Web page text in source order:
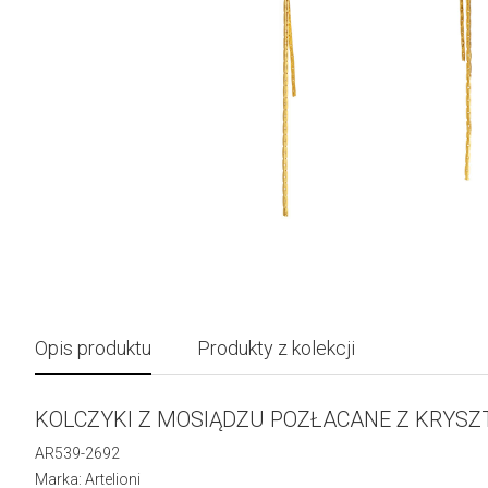
Opis produktu Produkty z kolekcji
KOLCZYKI Z MOSIĄDZU POZŁACANE Z
AR539-2692
Marka: Artelioni